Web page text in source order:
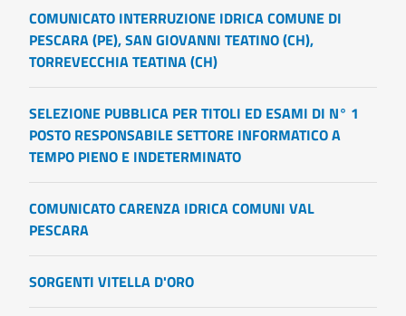
COMUNICATO INTERRUZIONE IDRICA COMUNE DI
PESCARA (PE), SAN GIOVANNI TEATINO (CH),
TORREVECCHIA TEATINA (CH)
SELEZIONE PUBBLICA PER TITOLI ED ESAMI DI N° 1
POSTO RESPONSABILE SETTORE INFORMATICO A
TEMPO PIENO E INDETERMINATO
COMUNICATO CARENZA IDRICA COMUNI VAL
PESCARA
SORGENTI VITELLA D'ORO